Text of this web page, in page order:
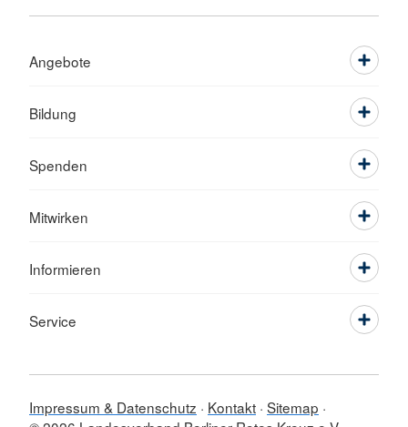
Angebote
Bildung
Spenden
Mitwirken
Informieren
Service
Impressum & Datenschutz Kontakt Sitemap